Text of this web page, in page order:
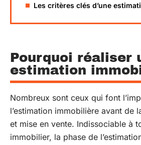
Les critères clés d’une
Pourquoi réaliser
estimation
Nombreux sont ceux qui font
l’estimation immobilière avant de
et mise en vente. Indissociable à
immobilier, la phase de